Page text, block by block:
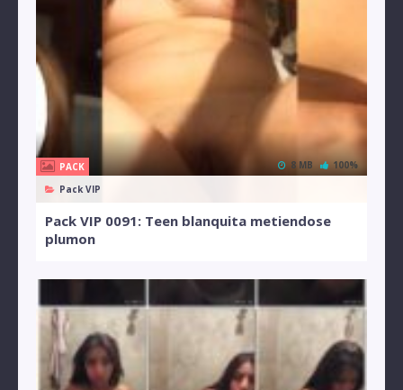
PACK
Pack VIP
8 MB 100%
Pack VIP 0091: Teen blanquita metiendose
plumon